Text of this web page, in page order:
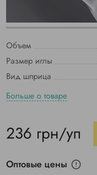
Объем
Размер иглы
Вид шприца
Больше о товаре
236 грн/уп
Оптовые цены